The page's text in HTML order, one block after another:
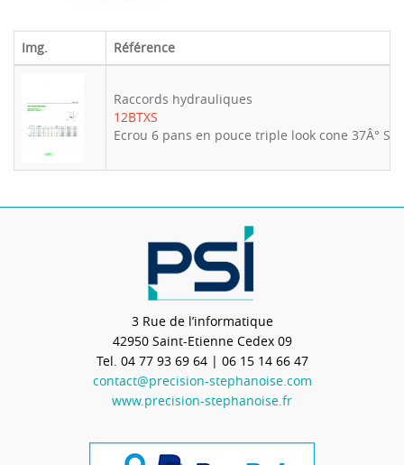
Img. Référence
Raccords hydrauliques
12BTXS
Ecrou 6 pans en pouce triple look cone 37Â°
3 Rue de l’informatique
42950 Saint-Etienne Cedex 09
Tel. 04 77 93 69 64| 06 15 14 66 47
contact@precision-stephanoise.com
www.precision-stephanoise.fr